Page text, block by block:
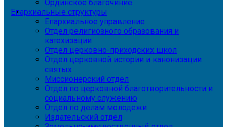
Ординское благочиние
Епархиальные структуры
Епархиальное управление
Отдел религиозного образования и
катехизации
Отдел церковно-приходских школ
Отдел церковной истории и канонизации
святых
Миссионерский отдел
Отдел по церковной благотворительности и
социальному служению
Отдел по делам молодежи
Издательский отдел